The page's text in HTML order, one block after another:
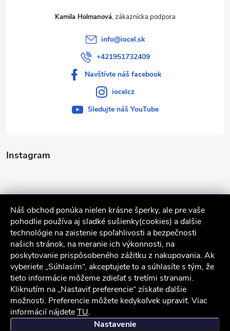
Náš obchod ponúka nielen krásne šperky, ale pre vaše
pohodlie používa aj sladké sušienky(cookies) a ďalšie
technológie na zaistenie spoľahlivosti a bezpečnosti
našich stránok, na meranie ich výkonnosti, na
poskytovanie prispôsobeného zážitku z nakupovania. Ak
vyberiete „Súhlasím“, akceptujete to a súhlasíte s tým, že
tieto informácie môžeme zdieľať s tretími stranami.
Kliknutím na „Nastaviť preferencie“ získate ďalšie
možnosti. Preferencie môžete kedykoľvek upraviť. Viac
informácií nájdeteTU.
Nastavenie
Instagram
Sledovať na Instagrame
Služby zákazníkom
Kamila Holmanová
info@iocel.sk
+421951732409
Navštívte náš facebook
iocelcz
Sledujte náš YouTube
iocel.sk Obchodné podmienky Ochrana osobných údajov